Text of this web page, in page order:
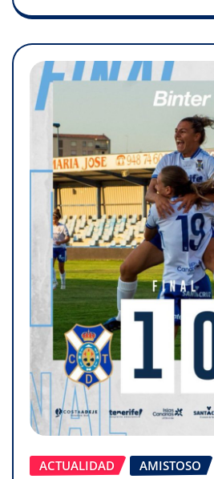
ACTUALIDAD AMISTOSO